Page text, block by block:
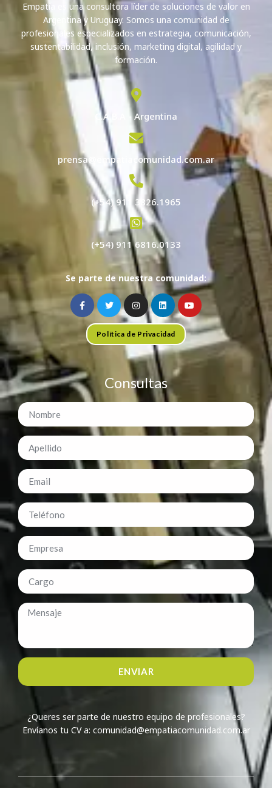
Empatía es una consultora líder de soluciones de valor en
Argentina y Uruguay. Somos una comunidad de
profesionales especializados en estrategia, comunicación,
sustentabilidad, inclusión, marketing digital, agilidad y
formación.
C.A.B.A - Argentina
prensa@empatiacomunidad.com.ar
(+54) 911 3826.1965
(+54) 911 6816.0133
Se parte de nuestra comunidad:
Política de Privacidad
Consultas
ENVIAR
¿Queres ser parte de nuestro equipo de profesionales?
Envíanos tu CV a: comunidad@empatiacomunidad.com.ar